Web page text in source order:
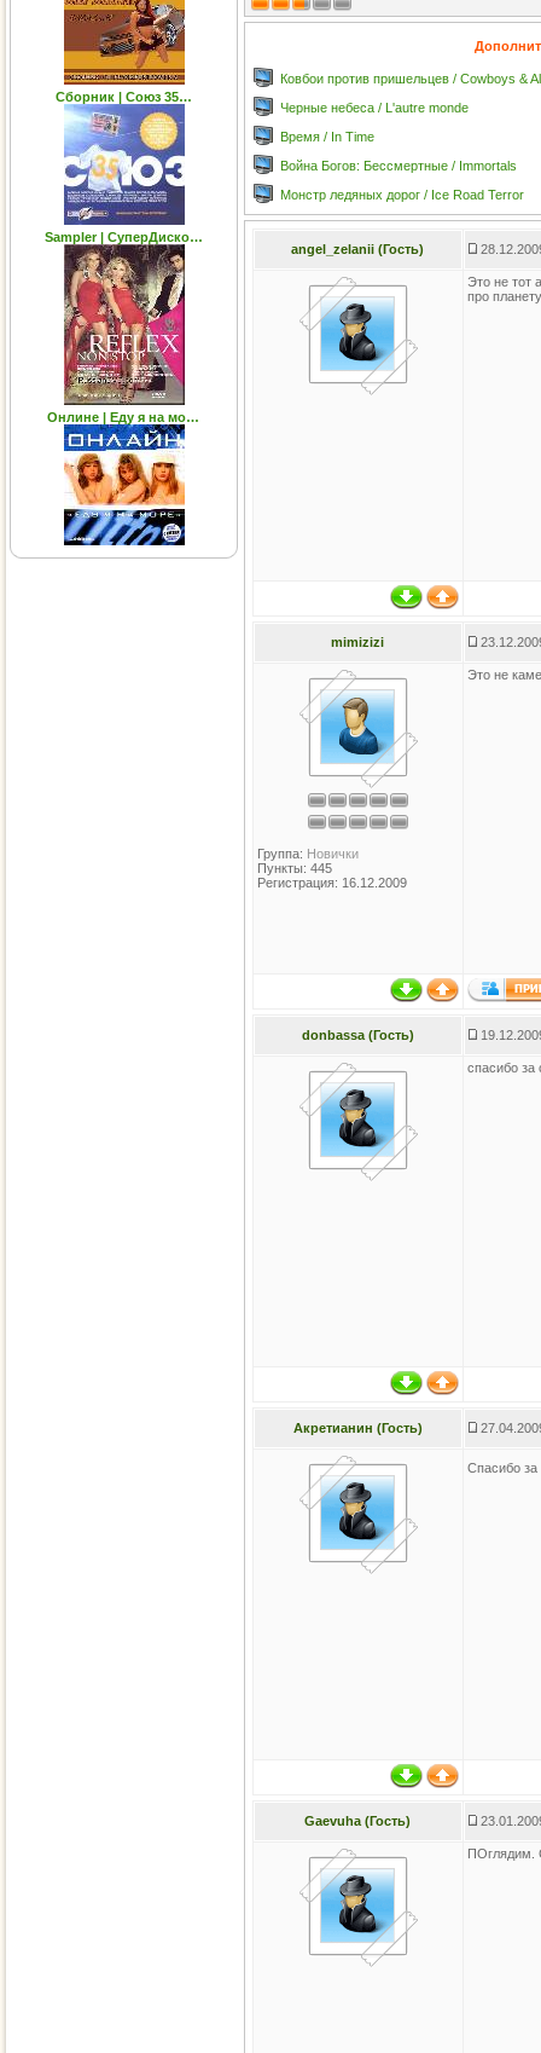
Сборник | Союз 35…
Sampler | СуперДиско…
Онлине | Еду я на мо…
Ковбои против пришельцев / Cowboys &
Черные небеса / L'autre monde
Время / In Time
Война Богов: Бессмертные / Immortals
Монстр ледяных дорог / Ice Road Terror
angel_zelanii (Гость)
Это не тот
про
mimizizi
Группа: Новички
Пункты: 445
Регистрация: 16.12.2009
Это не
donbassa (Гость)
спасибо за
Акретианин (Гость)
Спасибо
Gaevuha (Гость)
ПОглядим.